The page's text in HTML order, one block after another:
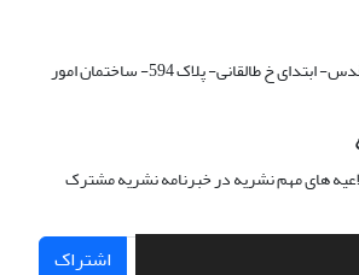
خیابان انقلاب- خیابان قدس- ابتدای خ طالقانی- پلاک 594- ساختمان امور
های مهم نشریه در خبرنامه نشریه مشترک
اشتراک